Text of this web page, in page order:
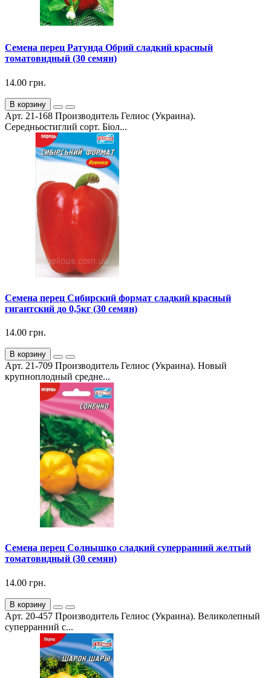
Семена перец Ратунда Обрий сладкий красный
томатовидный (30 семян)
14.00 грн.
В корзину
Арт. 21-168 Производитель Гелиос (Украина).
Середньостиглий сорт. Біол...
Семена перец Сибирский формат сладкий красный
гигантский до 0,5кг (30 семян)
14.00 грн.
В корзину
Арт. 21-709 Производитель Гелиос (Украина). Новый
крупноплодный средне...
Семена перец Солнышко сладкий суперранний желтый
томатовидный (30 семян)
14.00 грн.
В корзину
Арт. 20-457 Производитель Гелиос (Украина). Великолепный
суперранний с...